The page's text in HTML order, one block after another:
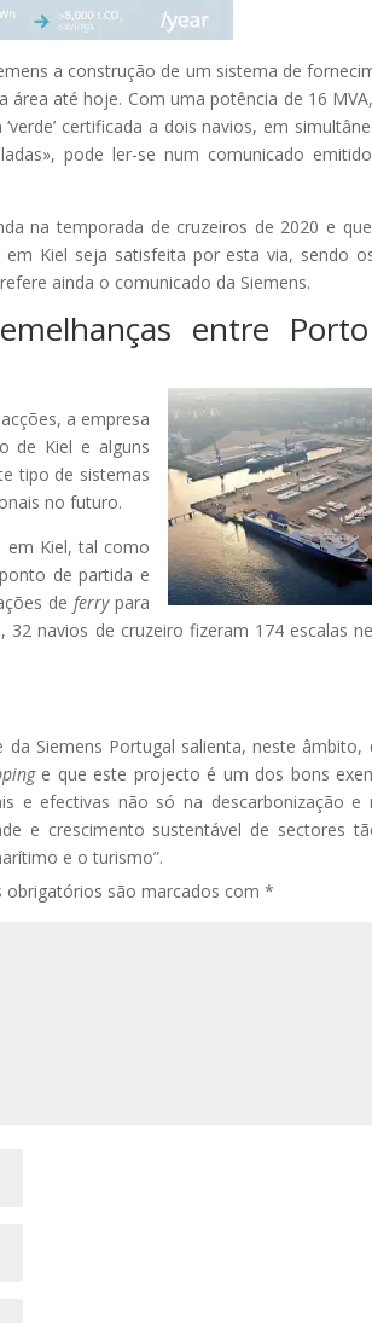
a construção de um sistema de
até hoje. Com uma potência de 16 MVA,
certificada a dois navios, em
pode ler-se num comunicado
na temporada de cruzeiros de 2020 e
Kiel seja satisfeita por esta via, sendo
ainda o comunicado da Siemens.
entre
a empresa
de Kiel e alguns
tipo de sistemas
no futuro.
em Kiel, tal como
de partida e
de ferrypara
navios de cruzeiro fizeram 174 escalas
Siemens Portugal salienta, neste âmbito,
e que este projecto é um dos bons
e efectivas não só na descarbonização e
e crescimento sustentável de sectores
e o turismo”.
obrigatórios são marcados com*